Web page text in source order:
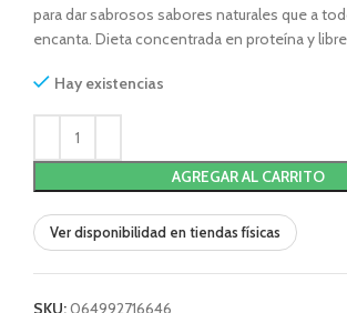
para dar sabrosos sabores naturales que a
encanta. Dieta concentrada en proteína y
Hay existencias
AGREGAR AL CARRITO
Ver disponibilidad en tiendas físicas
SKU:064992716646